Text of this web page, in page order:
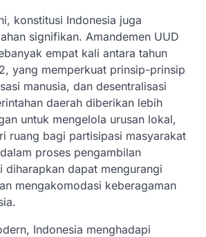
konstitusi Indonesia juga
signifikan. Amandemen UUD
empat kali antara tahun
yang memperkuat prinsip-prinsip
manusia, dan desentralisasi
daerah diberikan lebih
untuk mengelola urusan lokal,
ruang bagi partisipasi masyarakat
proses pengambilan
diharapkan dapat mengurangi
mengakomodasi keberagaman
Indonesia menghadapi